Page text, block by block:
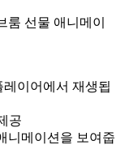
룸 선물 애니메이
레이어에서 재생됩
공
니메이션을 보여줍